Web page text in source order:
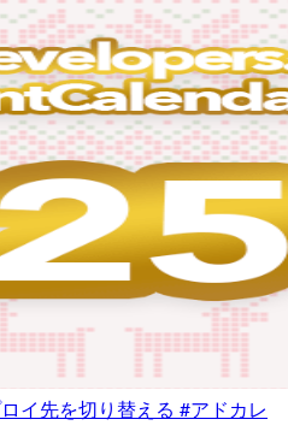
イ先を切り替える #アドカレ